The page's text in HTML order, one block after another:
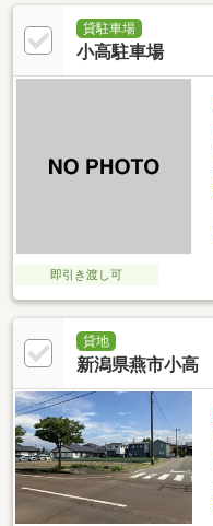
貸駐車場
小高駐車場
即引き渡し可
貸地
新潟県燕市小高